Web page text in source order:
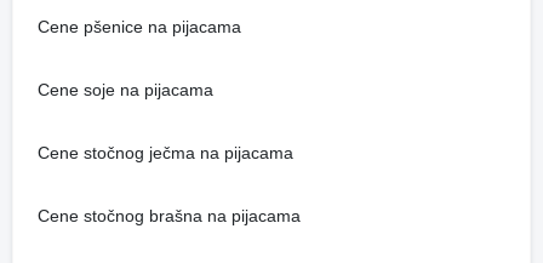
Cene pšenice na pijacama
Cene soje na pijacama
Cene stočnog ječma na pijacama
Cene stočnog brašna na pijacama